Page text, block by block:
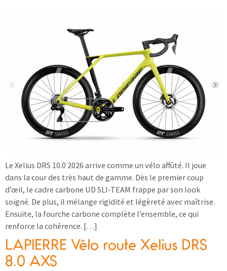
Le Xelius DRS 10.0 2026 arrive comme un vélo affûté. Il joue
dans la cour des très haut de gamme. Dès le premier coup
d’œil, le cadre carbone UD SLI-TEAM frappe par son look
soigné. De plus, il mélange rigidité et légèreté avec maîtrise.
Ensuite, la fourche carbone complète l’ensemble, ce qui
renforce la cohérence. […]
LAPIERRE Vélo route Xelius DRS
8.0 AXS